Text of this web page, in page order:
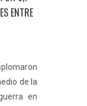
ENTRE
de la
en